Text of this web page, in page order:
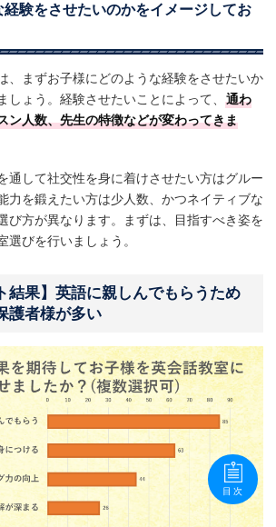
経験をさせたいのかをイメージしてお
、まずお子様にどのような経験をさせたいか
しょう。経験させたいことによって、 通わ
ン人数、先生の特徴などが変わってきま
通して社交性を身に着けさせたい方はグルー
力を鍛えたい方は少人数、かつネイティブな
び方が異なります。まずは、目指すべき姿を
選びを行いましょう。
結果】英語に親しんでもらうため
護者様が多い
目次